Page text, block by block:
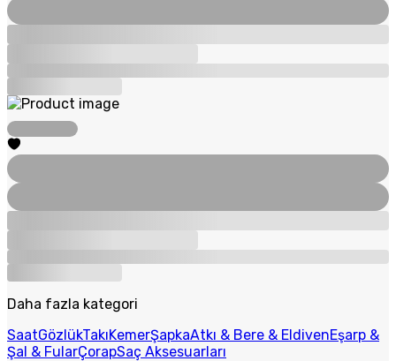
Daha fazla kategori
SaatGözlükTakıKemerŞapkaAtkı & Bere & EldivenEşarp &
Şal & FularÇorapSaç Aksesuarları